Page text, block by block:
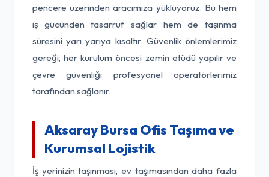
pencere üzerinden aracımıza yüklüyoruz. Bu hem
iş gücünden tasarruf sağlar hem de taşınma
süresini yarı yarıya kısaltır. Güvenlik önlemlerimiz
gereği, her kurulum öncesi zemin etüdü yapılır ve
çevre güvenliği profesyonel operatörlerimiz
tarafından sağlanır.
Aksaray Bursa Ofis Taşıma ve
Kurumsal Lojistik
İş yerinizin taşınması, ev taşımasından daha fazla